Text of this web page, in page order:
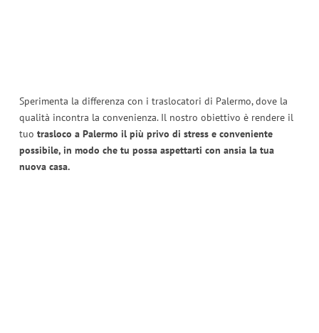
Sperimenta la differenza con i traslocatori di Palermo, dove la
qualità incontra la convenienza. Il nostro obiettivo è rendere il
tuo trasloco a Palermo il più privo di stress e conveniente
possibile, in modo che tu possa aspettarti con ansia la tua
nuova casa.